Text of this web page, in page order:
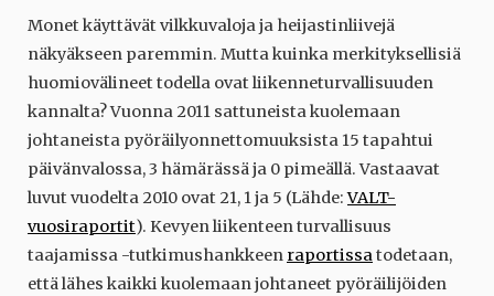
Monet käyttävät vilkkuvaloja ja heijastinliivejä
näkyäkseen paremmin. Mutta kuinka merkityksellisiä
huomiovälineet todella ovat liikenneturvallisuuden
kannalta? Vuonna 2011 sattuneista kuolemaan
johtaneista pyöräilyonnettomuuksista 15 tapahtui
päivänvalossa, 3 hämärässä ja 0 pimeällä. Vastaavat
luvut vuodelta 2010 ovat 21, 1 ja 5 (Lähde:VALT-
vuosiraportit). Kevyen liikenteen turvallisuus
taajamissa -tutkimushankkeen raportissatodetaan,
että lähes kaikki kuolemaan johtaneet pyöräilijöiden